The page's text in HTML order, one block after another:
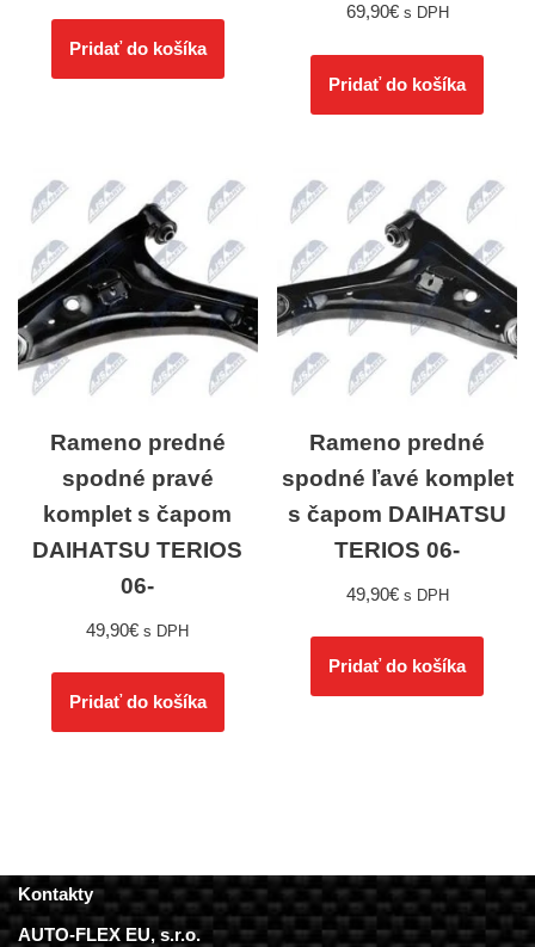
Pridať do košíka
69,90€ s DPH
Pridať do košíka
Rameno predné
spodné pravé
komplet s čapom
DAIHATSU TERIOS
06-
49,90€ s DPH
Pridať do košíka
Rameno predné
spodné ľavé komplet
s čapom DAIHATSU
TERIOS 06-
49,90€ s DPH
Pridať do košíka
Kontakty
AUTO-FLEX EU, s.r.o.